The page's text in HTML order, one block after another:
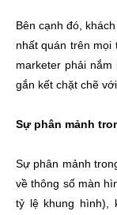
Bên cạnh đó,
nhất quán trên
marketer phải nắm
gắn kết chặt chẽ
Sự phân mảnh
Sự phân mảnh
về thông số màn
tỷ lệ khung hình),